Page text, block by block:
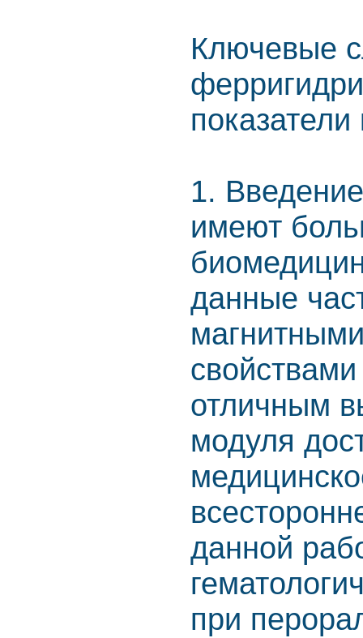
Ключевые
показатели
1.
имеют
данные
отличным
модуля
данной
при